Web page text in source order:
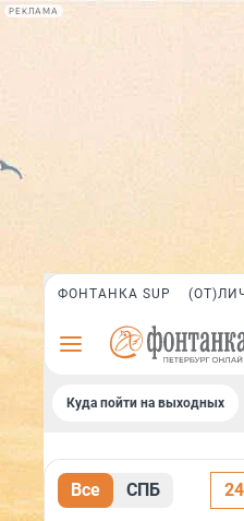
РЕКЛАМА
ФОНТАНКА SUP
Куда пойти на выходных
Все СПБ